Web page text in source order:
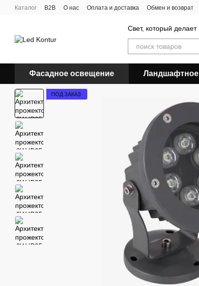
Перейти к основному контенту
Каталог B2B О нас Оплата и доставка Обмен и возврат
Свет, который
Фасадное освещение
ПОД ЗАКАЗ